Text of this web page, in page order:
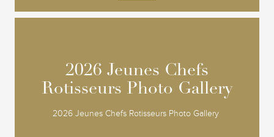
2026 Jeunes Chefs
Rotisseurs Photo Gallery
2026 Jeunes Chefs Rotisseurs Photo Gallery
2026 Jeunes Chefs
Rotisseurs Photo Gallery